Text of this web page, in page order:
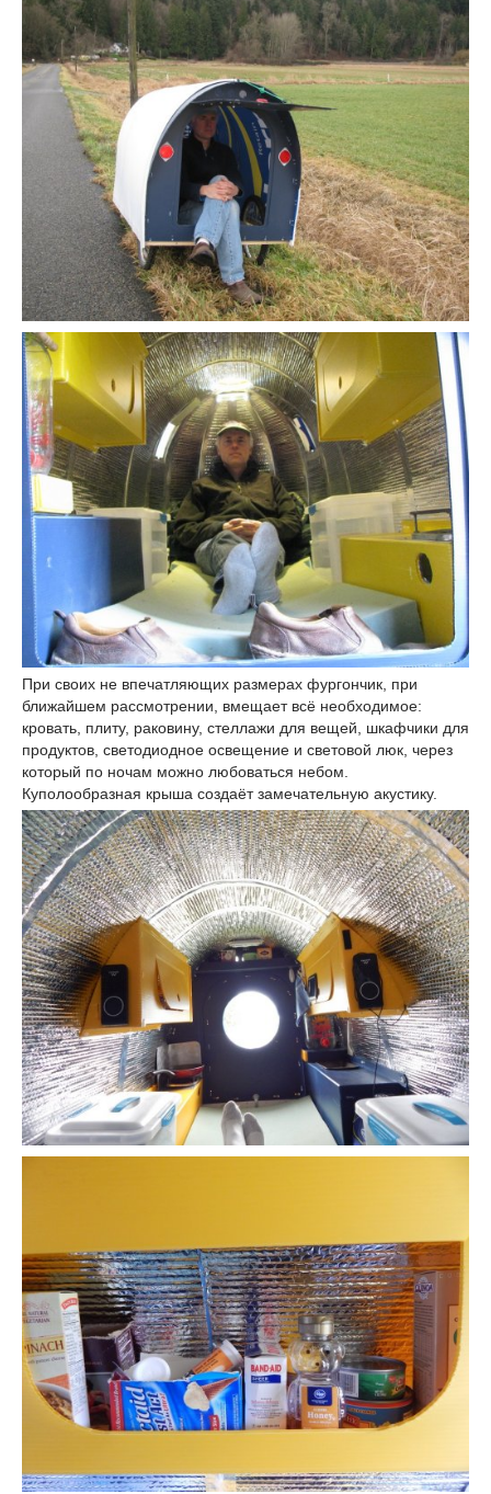
При своих не впечатляющих размерах фургончик, при
ближайшем рассмотрении, вмещает всё необходимое:
кровать, плиту, раковину, стеллажи для вещей, шкафчики для
продуктов, светодиодное освещение и световой люк, через
который по ночам можно любоваться небом.
Куполообразная крыша создаёт замечательную акустику.